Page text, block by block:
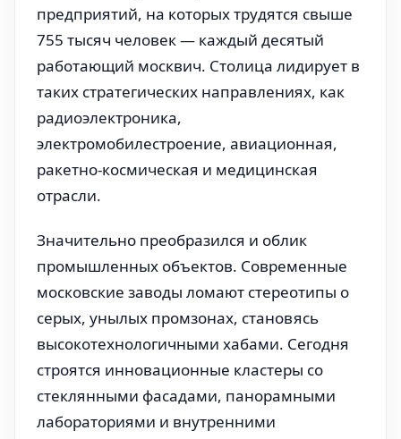
предприятий, на которых трудятся свыше
755 тысяч человек — каждый десятый
работающий москвич. Столица лидирует в
таких стратегических направлениях, как
радиоэлектроника,
электромобилестроение, авиационная,
ракетно-космическая и медицинская
отрасли.
Значительно преобразился и облик
промышленных объектов. Современные
московские заводы ломают стереотипы о
серых, унылых промзонах, становясь
высокотехнологичными хабами. Сегодня
строятся инновационные кластеры со
стеклянными фасадами, панорамными
лабораториями и внутренними